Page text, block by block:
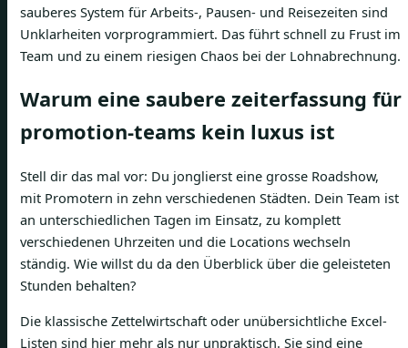
sauberes System für Arbeits-, Pausen- und Reisezeiten sind
Unklarheiten vorprogrammiert. Das führt schnell zu Frust im
Team und zu einem riesigen Chaos bei der Lohnabrechnung.
Warum eine saubere zeiterfassung für
promotion-teams kein luxus ist
Stell dir das mal vor: Du jonglierst eine grosse Roadshow,
mit Promotern in zehn verschiedenen Städten. Dein Team ist
an unterschiedlichen Tagen im Einsatz, zu komplett
verschiedenen Uhrzeiten und die Locations wechseln
ständig. Wie willst du da den Überblick über die geleisteten
Stunden behalten?
Die klassische Zettelwirtschaft oder unübersichtliche Excel-
Listen sind hier mehr als nur unpraktisch. Sie sind eine